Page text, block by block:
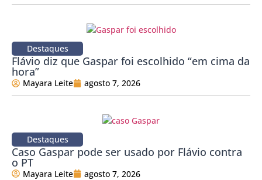
Destaques
Flávio diz que Gaspar foi escolhido “em cima da
hora”
Mayara Leite agosto 7, 2026
Destaques
Caso Gaspar pode ser usado por Flávio contra
o PT
Mayara Leite agosto 7, 2026